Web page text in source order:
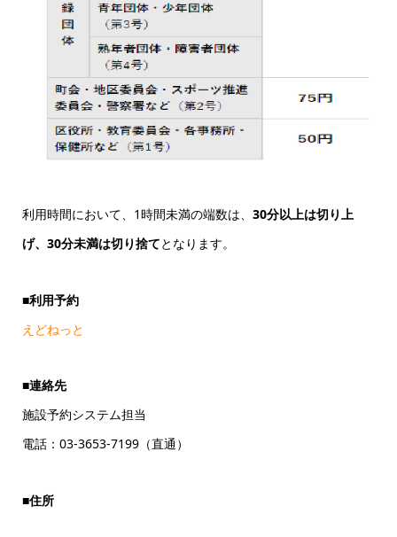
利用時間において、1時間未満の端数は、 30分以上は切り上
げ、30分未満は切り捨てとなります。
■利用予約
えどねっと
■連絡先
施設予約システム担当
電話：03-3653-7199（直通）
■住所